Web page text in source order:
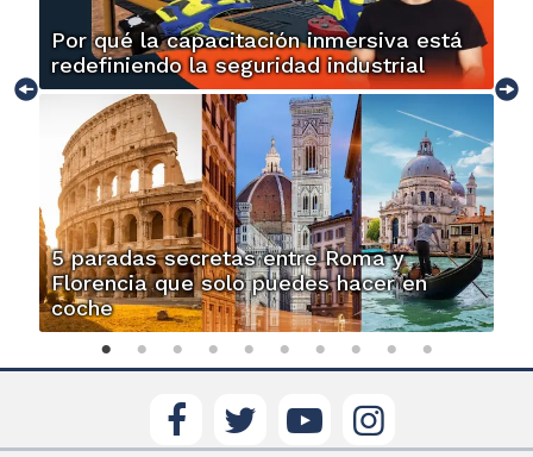
Por qué la capacitación inmersiva está
redefiniendo la seguridad industrial
5 paradas secretas entre Roma y
Florencia que solo puedes hacer en
coche